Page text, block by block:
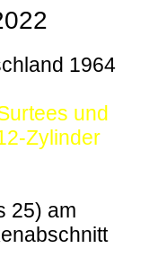
1964
und
Zylinder
25) am